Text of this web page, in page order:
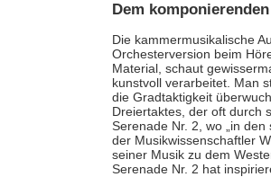
Dem
Die kammermusikalische
Orchesterversion beim
Material, schaut
kunstvoll verarbeitet. Man
die Gradtaktigkeit
Dreiertaktes, der oft durch
Serenade Nr. 2, wo „in
der Musikwissenschaftler
seiner Musik zu dem
Serenade Nr. 2 hat